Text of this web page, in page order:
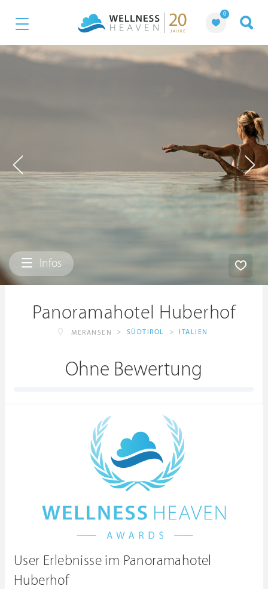
0
Infos
Panoramahotel Huberhof
MERANSEN > SÜDTIROL > ITALIEN
Ohne Bewertung
User Erlebnisse im Panoramahotel
Huberhof